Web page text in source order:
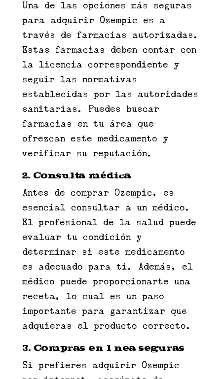
Una de las opciones más seguras
para adquirir Ozempic es a
través de farmacias autorizadas.
Estas farmacias deben contar con
la licencia correspondiente y
seguir las normativas
establecidas por las autoridades
sanitarias. Puedes buscar
farmacias en tu área que
ofrezcan este medicamento y
verificar su reputación.
2. Consulta médica
Antes de comprar Ozempic, es
esencial consultar a un médico.
El profesional de la salud puede
evaluar tu condición y
determinar si este medicamento
es adecuado para ti. Además, el
médico puede proporcionarte una
receta, lo cual es un paso
importante para garantizar que
adquieras el producto correcto.
3. Compras en línea seguras
Si prefieres adquirir Ozempic